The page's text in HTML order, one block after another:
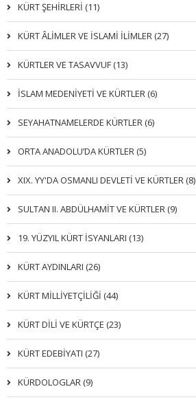
KÜRT ŞEHİRLERİ (11)
KÜRT ÂLİMLER VE İSLAMİ İLİMLER (27)
KÜRTLER VE TASAVVUF (13)
İSLAM MEDENİYETİ VE KÜRTLER (6)
SEYAHATNAMELERDE KÜRTLER (6)
ORTA ANADOLU’DA KÜRTLER (5)
XIX. YY'DA OSMANLI DEVLETI VE KÜRTLER (8)
SULTAN II. ABDÜLHAMİT VE KÜRTLER (9)
19. YÜZYIL KÜRT İSYANLARI (13)
KÜRT AYDINLARI (26)
KÜRT MİLLİYETÇİLİĞİ (44)
KÜRT DİLİ VE KÜRTÇE (23)
KÜRT EDEBİYATI (27)
KÜRDOLOGLAR (9)